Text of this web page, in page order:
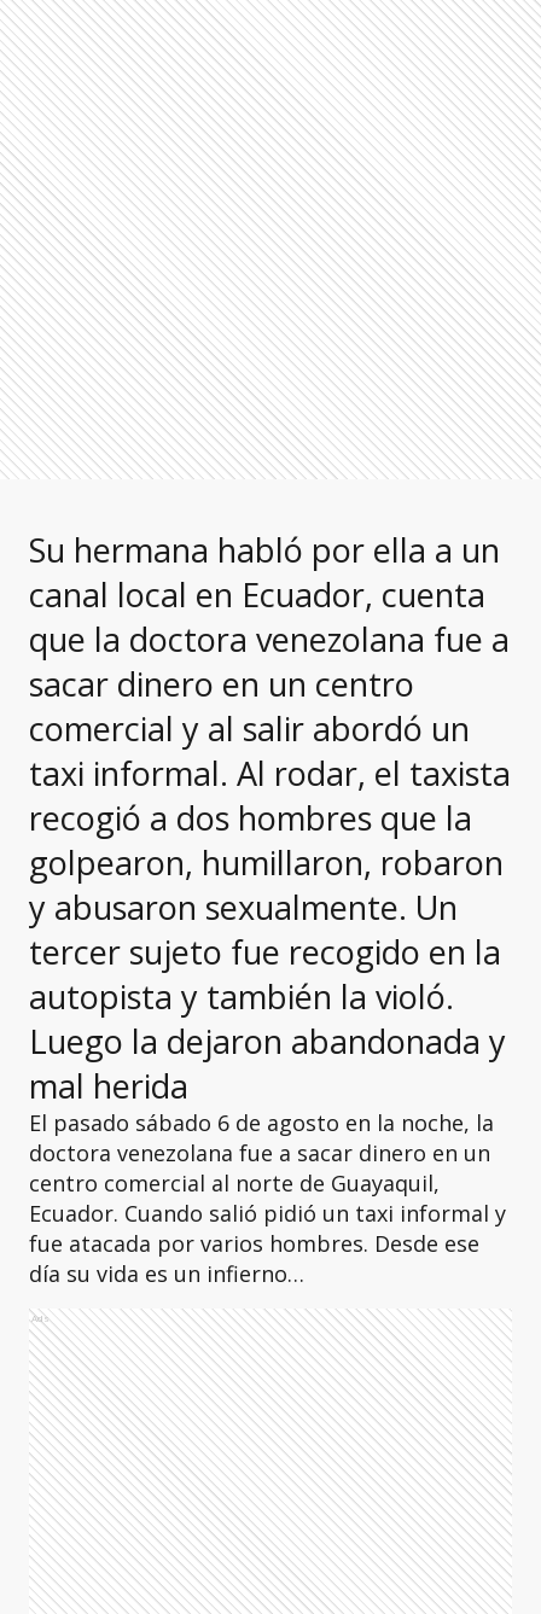
Su hermana habló por ella a un
canal local en Ecuador, cuenta
que la doctora venezolana fue a
sacar dinero en un centro
comercial y al salir abordó un
taxi informal. Al rodar, el taxista
recogió a dos hombres que la
golpearon, humillaron, robaron
y abusaron sexualmente. Un
tercer sujeto fue recogido en la
autopista y también la violó.
Luego la dejaron abandonada y
mal herida
El pasado sábado 6 de agosto en la noche, la
doctora venezolana fue a sacar dinero en un
centro comercial al norte de Guayaquil,
Ecuador. Cuando salió pidió un taxi informal y
fue atacada por varios hombres. Desde ese
día su vida es un infierno…
Ads